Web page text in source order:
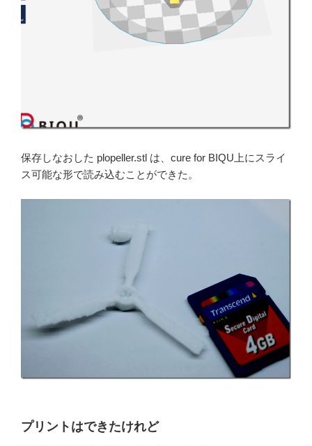
保存しなおした plopeller.stl は、cure for BIQU上にスライ
ス可能な形で読み込むことができた。
プリントはできたけれど